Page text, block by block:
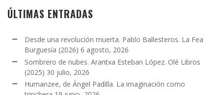
ÚLTIMAS ENTRADAS
Desde una revolución muerta. Pablo Ballesteros. La Fea
Burguesía (2026) 6 agosto, 2026
Sombrero de nubes. Arantxa Esteban López. Olé Libros
(2025) 30 julio, 2026
Humanzee, de Ángel Padilla. La imaginación como